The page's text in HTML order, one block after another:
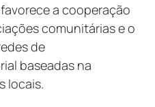
a cooperação
comunitárias e o
de
baseadas na
locais.